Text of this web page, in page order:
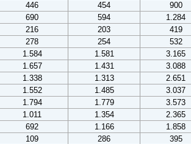
446 454
900
690 594
1.284
216 203
419
278 254
532
1.584 1.581
3.165
1.657 1.431
3.088
1.338 1.313
2.651
1.552 1.485
3.037
1.794 1.779
3.573
1.011 1.354
2.365
692 1.166
1.858
109 286
395